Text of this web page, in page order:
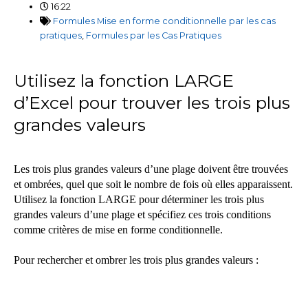
16:22
Formules Mise en forme conditionnelle par les cas
pratiques, Formules par les Cas Pratiques
Utilisez la fonction LARGE
d’Excel pour trouver les trois plus
grandes valeurs
Les trois plus grandes valeurs d’une plage doivent être trouvées
et ombrées, quel que soit le nombre de fois où elles apparaissent.
Utilisez la fonction LARGE pour déterminer les trois plus
grandes valeurs d’une plage et spécifiez ces trois conditions
comme critères de mise en forme conditionnelle.
Pour rechercher et ombrer les trois plus grandes valeurs :